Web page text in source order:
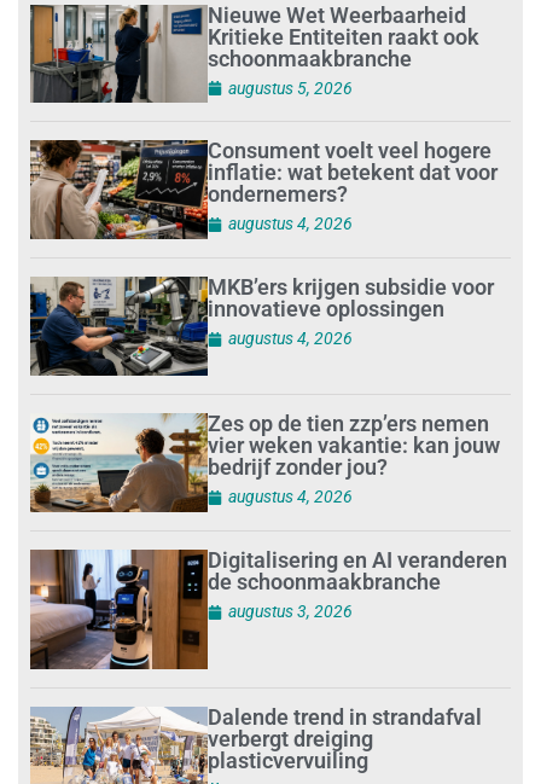
Nieuwe Wet Weerbaarheid
Kritieke Entiteiten raakt ook
schoonmaakbranche
augustus 5, 2026
Consument voelt veel hogere
inflatie: wat betekent dat voor
ondernemers?
augustus 4, 2026
MKB’ers krijgen subsidie voor
innovatieve oplossingen
augustus 4, 2026
Zes op de tien zzp’ers nemen
vier weken vakantie: kan jouw
bedrijf zonder jou?
augustus 4, 2026
Digitalisering en AI veranderen
de schoonmaakbranche
augustus 3, 2026
Dalende trend in strandafval
verbergt dreiging
plasticvervuiling